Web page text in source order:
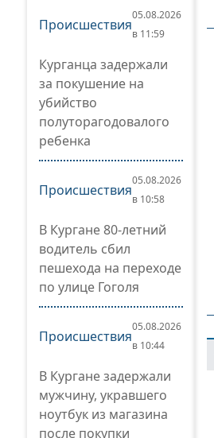
Происшествия
05.08.2026
в 11:59
Курганца задержали
за покушение на
убийство
полуторагодовалого
ребенка
Происшествия
05.08.2026
в 10:58
В Кургане 80-летний
водитель сбил
пешехода на переходе
по улице Гоголя
Происшествия
05.08.2026
в 10:44
В Кургане задержали
мужчину, укравшего
ноутбук из магазина
после покупки